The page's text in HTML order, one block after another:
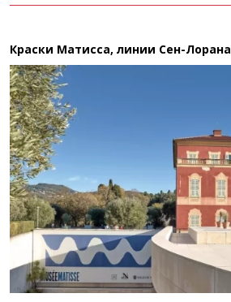
Краски Матисса, линии Сен-Лорана